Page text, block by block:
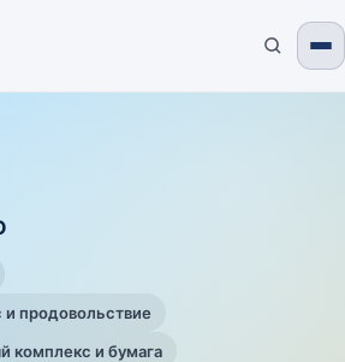
продовольствие
и бумага